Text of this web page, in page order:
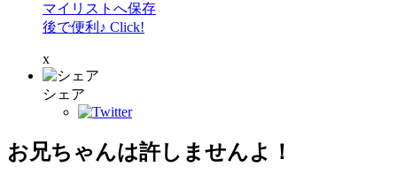
マイリストへ保存
後で便利♪ Click!
x
シェア
お兄ちゃんは許しませんよ！